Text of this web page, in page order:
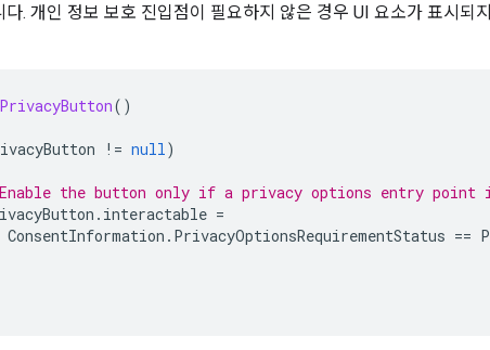
다. 개인 정보 보호 진입점이 필요하지 않은 경우 UI 요소가 표시되
()
!= null)
the button only if a privacy options entry point
. interactable =
ConsentInformation . PrivacyOptionsRequirementStatus ==